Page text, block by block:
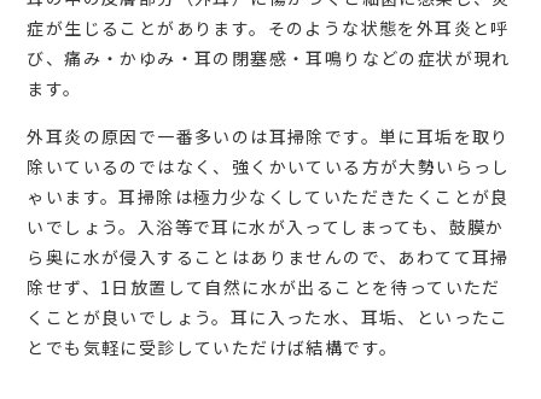
症が生じることがあります。そのような状態を外耳炎と呼
び、痛み・かゆみ・耳の閉塞感・耳鳴りなどの症状が現れ
ます。
外耳炎の原因で一番多いのは耳掃除です。単に耳垢を取り
除いているのではなく、強くかいている方が大勢いらっし
ゃいます。耳掃除は極力少なくしていただきたくことが良
いでしょう。入浴等で耳に水が入ってしまっても、鼓膜か
ら奥に水が侵入することはありませんので、あわてて耳掃
除せず、1日放置して自然に水が出ることを待っていただ
くことが良いでしょう。耳に入った水、耳垢、といったこ
とでも気軽に受診していただけば結構です。